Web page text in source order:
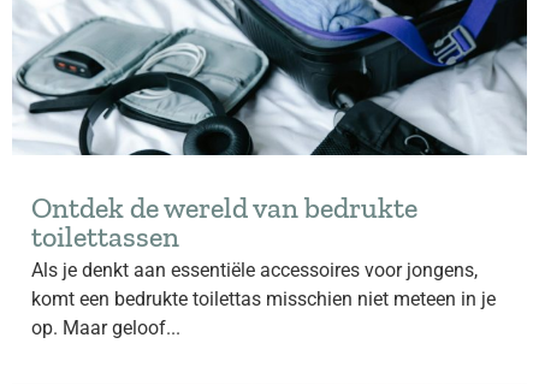
Ontdek de wereld van bedrukte
toilettassen
Als je denkt aan essentiële accessoires voor jongens,
komt een bedrukte toilettas misschien niet meteen in je
op. Maar geloof...